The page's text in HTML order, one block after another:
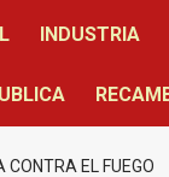
INDUSTRIA
CONTRA EL FUEGO